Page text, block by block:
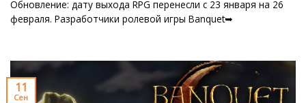
Обновление: дату выхода RPG перенесли с 23 января на 26
февраля. Разработчики ролевой игры Banquet➥
11
Сен